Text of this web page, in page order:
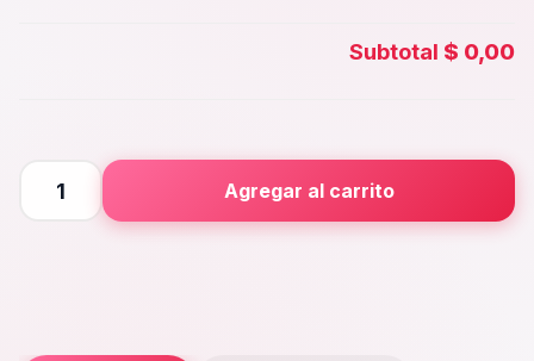
Placa Principal
Subtotal $ 0,00
Agregar al carrito